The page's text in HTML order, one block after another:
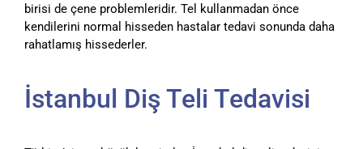
birisi de çene problemleridir. Tel kullanmadan önce
kendilerini normal hisseden hastalar tedavi sonunda daha
rahatlamış hissederler.
İstanbul Diş Teli Tedavisi